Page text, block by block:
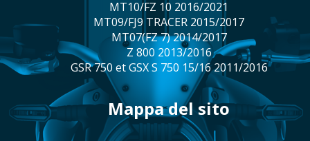
MT10/FZ 10 2016/2021
MT09/FJ9 TRACER 2015/2017
MT07(FZ 7) 2014/2017
Z 800 2013/2016
GSR 750 et GSX S 750 15/16 2011/2016
mappa del sito